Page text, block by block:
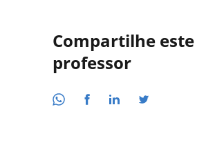
Compartilhe este
professor